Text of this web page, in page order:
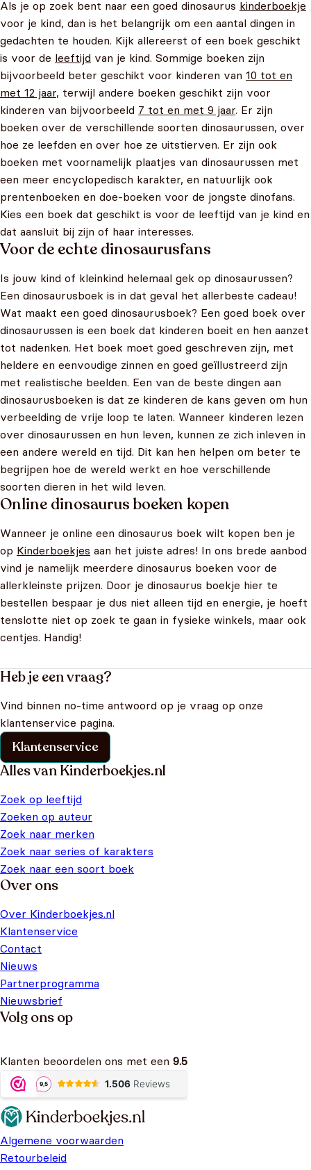
Als je op zoek bent naar een goed dinosaurus kinderboekje
voor je kind, dan is het belangrijk om een aantal dingen in
gedachten te houden. Kijk allereerst of een boek geschikt
is voor de leeftijd van je kind. Sommige boeken zijn
bijvoorbeeld beter geschikt voor kinderen van 10 tot en
met 12 jaar, terwijl andere boeken geschikt zijn voor
kinderen van bijvoorbeeld 7 tot en met 9 jaar. Er zijn
boeken over de verschillende soorten dinosaurussen, over
hoe ze leefden en over hoe ze uitstierven. Er zijn ook
boeken met voornamelijk plaatjes van dinosaurussen met
een meer encyclopedisch karakter, en natuurlijk ook
prentenboeken en doe-boeken voor de jongste dinofans.
Kies een boek dat geschikt is voor de leeftijd van je kind en
dat aansluit bij zijn of haar interesses.
Voor de echte dinosaurusfans
Is jouw kind of kleinkind helemaal gek op dinosaurussen?
Een dinosaurusboek is in dat geval het allerbeste cadeau!
Wat maakt een goed dinosaurusboek? Een goed boek over
dinosaurussen is een boek dat kinderen boeit en hen aanzet
tot nadenken. Het boek moet goed geschreven zijn, met
heldere en eenvoudige zinnen en goed geïllustreerd zijn
met realistische beelden. Een van de beste dingen aan
dinosaurusboeken is dat ze kinderen de kans geven om hun
verbeelding de vrije loop te laten. Wanneer kinderen lezen
over dinosaurussen en hun leven, kunnen ze zich inleven in
een andere wereld en tijd. Dit kan hen helpen om beter te
begrijpen hoe de wereld werkt en hoe verschillende
soorten dieren in het wild leven.
Online dinosaurus boeken kopen
Wanneer je online een dinosaurus boek wilt kopen ben je
op Kinderboekjes aan het juiste adres! In ons brede aanbod
vind je namelijk meerdere dinosaurus boeken voor de
allerkleinste prijzen. Door je dinosaurus boekje hier te
bestellen bespaar je dus niet alleen tijd en energie, je hoeft
tenslotte niet op zoek te gaan in fysieke winkels, maar ook
centjes. Handig!
Heb je een vraag?
Vind binnen no-time antwoord op je vraag op onze
klantenservice pagina.
Klantenservice
Alles van Kinderboekjes.nl
Zoek op leeftijd
Zoeken op auteur
Zoek naar merken
Zoek naar series of karakters
Zoek naar een soort boek
Over ons
Over Kinderboekjes.nl
Klantenservice
Contact
Nieuws
Partnerprogramma
Nieuwsbrief
Volg ons op
Klanten beoordelen ons met een 9.5
Algemene voorwaarden
Retourbeleid